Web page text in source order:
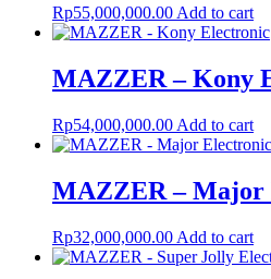
Rp55,000,000.00 Add to cart
MAZZER – Kony
Rp54,000,000.00 Add to cart
MAZZER – Major
Rp32,000,000.00 Add to cart